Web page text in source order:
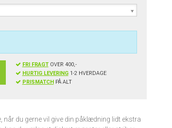
FRI FRAGTOVER 400,-
HURTIG LEVERING1-2 HVERDAGE
PRISMATCH PÅ ALT
du gerne vil give din påklædning lidt ekstra